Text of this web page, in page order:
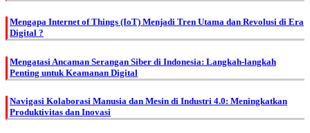
Mengapa Internet of Things (IoT) Menjadi Tren Utama dan Revolusi di Era
Digital ?
Mengatasi Ancaman Serangan Siber di Indonesia: Langkah-langkah
Penting untuk Keamanan Digital
Navigasi Kolaborasi Manusia dan Mesin di Industri 4.0: Meningkatkan
Produktivitas dan Inovasi